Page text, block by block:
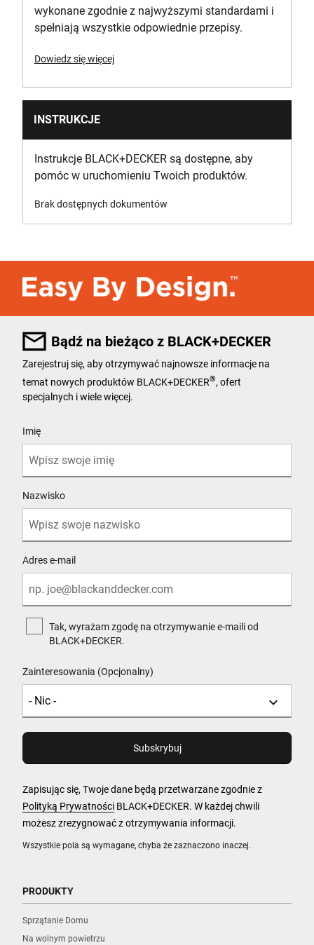
wykonane zgodnie z najwyższymi standardami i
spełniają wszystkie odpowiednie przepisy.
Dowiedz się więcej
INSTRUKCJE
Instrukcje BLACK+DECKER są dostępne, aby
pomóc w uruchomieniu Twoich produktów.
Brak dostępnych dokumentów
Bądź na bieżąco z BLACK+DECKER
Wszystkie pola są wymagane, chyba że zaznaczono inaczej.
Zarejestruj się, aby otrzymywać najnowsze informacje na
temat nowych produktów BLACK+DECKER® , ofert
specjalnych i wiele więcej.
Imię
Nazwisko
Adres e-mail
Tak, wyrażam zgodę na otrzymywanie e-maili od
BLACK+DECKER.
Zainteresowania (Opcjonalny)
Zapisując się, Twoje dane będą przetwarzane zgodnie z
Polityką Prywatności BLACK+DECKER. W każdej chwili
możesz zrezygnować z otrzymywania informacji.
PRODUKTY
Sprzątanie Domu
Na wolnym powietrzu